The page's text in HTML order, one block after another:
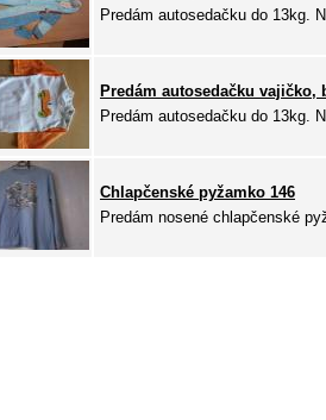
Predám autosedačku do 13kg.
Predám autosedačku vajičko,
Predám autosedačku do 13kg.
Chlapčenské pyžamko 146
Predám nosené chlapčenské